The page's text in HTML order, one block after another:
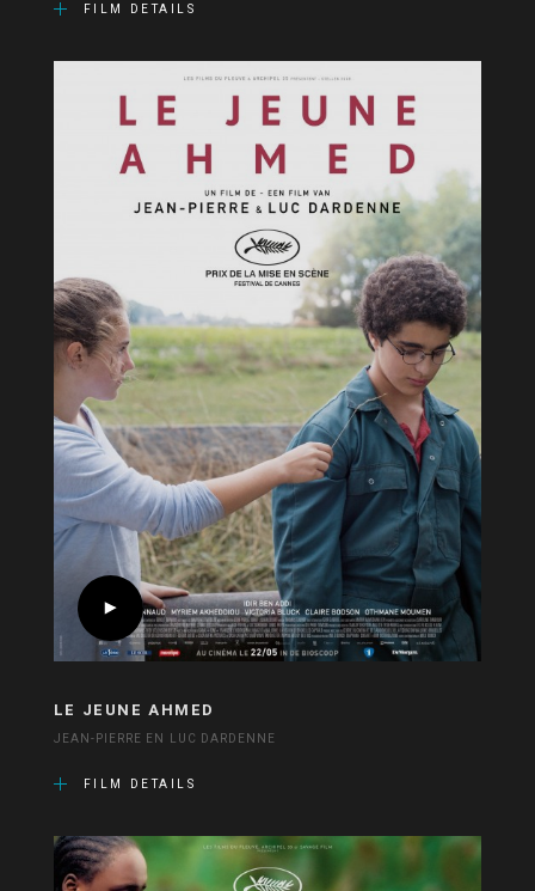
FILM DETAILS
LE JEUNE AHMED
JEAN-PIERRE EN LUC DARDENNE
FILM DETAILS